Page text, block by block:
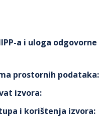
a i uloga odgovorne
prostornih podataka:
izvora:
i korištenja izvora: